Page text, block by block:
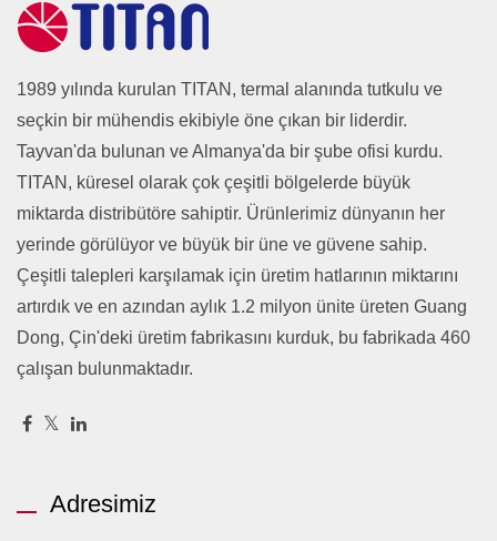
1989 yılında kurulan TITAN, termal alanında tutkulu ve
seçkin bir mühendis ekibiyle öne çıkan bir liderdir.
Tayvan'da bulunan ve Almanya'da bir şube ofisi kurdu.
TITAN, küresel olarak çok çeşitli bölgelerde büyük
miktarda distribütöre sahiptir. Ürünlerimiz dünyanın her
yerinde görülüyor ve büyük bir üne ve güvene sahip.
Çeşitli talepleri karşılamak için üretim hatlarının miktarını
artırdık ve en azından aylık 1.2 milyon ünite üreten Guang
Dong, Çin'deki üretim fabrikasını kurduk, bu fabrikada 460
çalışan bulunmaktadır.
Adresimiz